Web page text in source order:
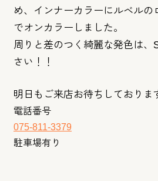
め、インナーカ ラーにルベルの
でオンカラーしました。
周りと差のつく綺麗な発色は、
さい！！
明日もご来店お待ちしておりま
電話番号
075-811-3379
駐車場有り